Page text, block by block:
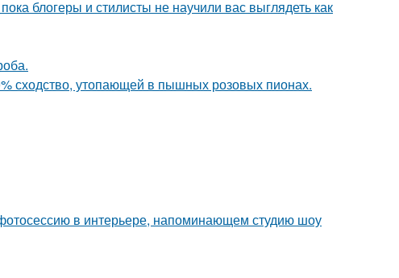
блогеры и стилисты не научили вас выглядеть как
сходство, утопающей в пышных розовых пионах.
в интерьере, напоминающем студию шоу